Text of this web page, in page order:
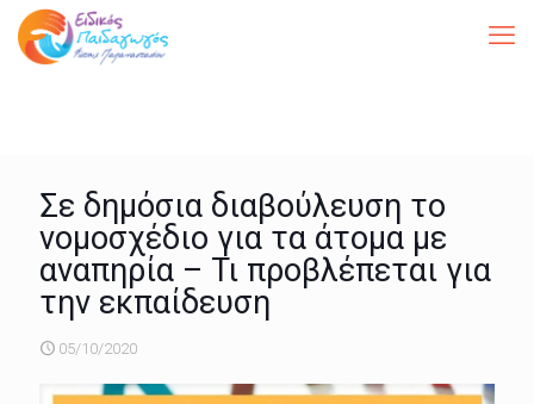
Σε δημόσια διαβούλευση το
νομοσχέδιο για τα άτομα με
αναπηρία – Τι προβλέπεται για
την εκπαίδευση
05/10/2020